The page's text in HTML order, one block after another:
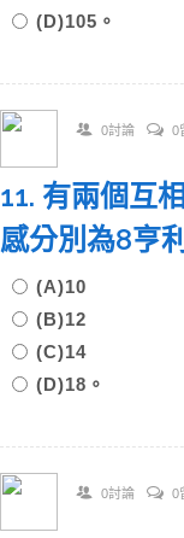
(D)105。
0討論 0
11. 有兩個互
感分別為8亨
(A)10
(B)12
(C)14
(D)18。
0討論 0